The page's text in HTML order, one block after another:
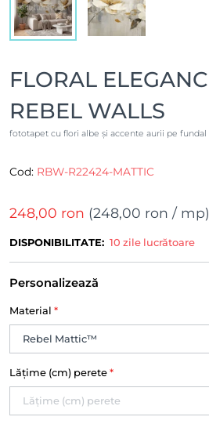
FLORAL
REBEL WALLS
fototapet cu flori albe și accente aurii pe fundal
Cod: RBW-R22424-MATTIC
248,00 ron (248,00 ron / mp)
DISPONIBILITATE: 10 zile lucrătoare
Personalizează
Material *
Lățime (cm) perete *